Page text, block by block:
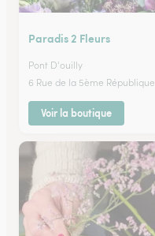
Paradis 2 Fleurs
Pont D'ouilly
6 Rue de la 5ème République
Voir la boutique